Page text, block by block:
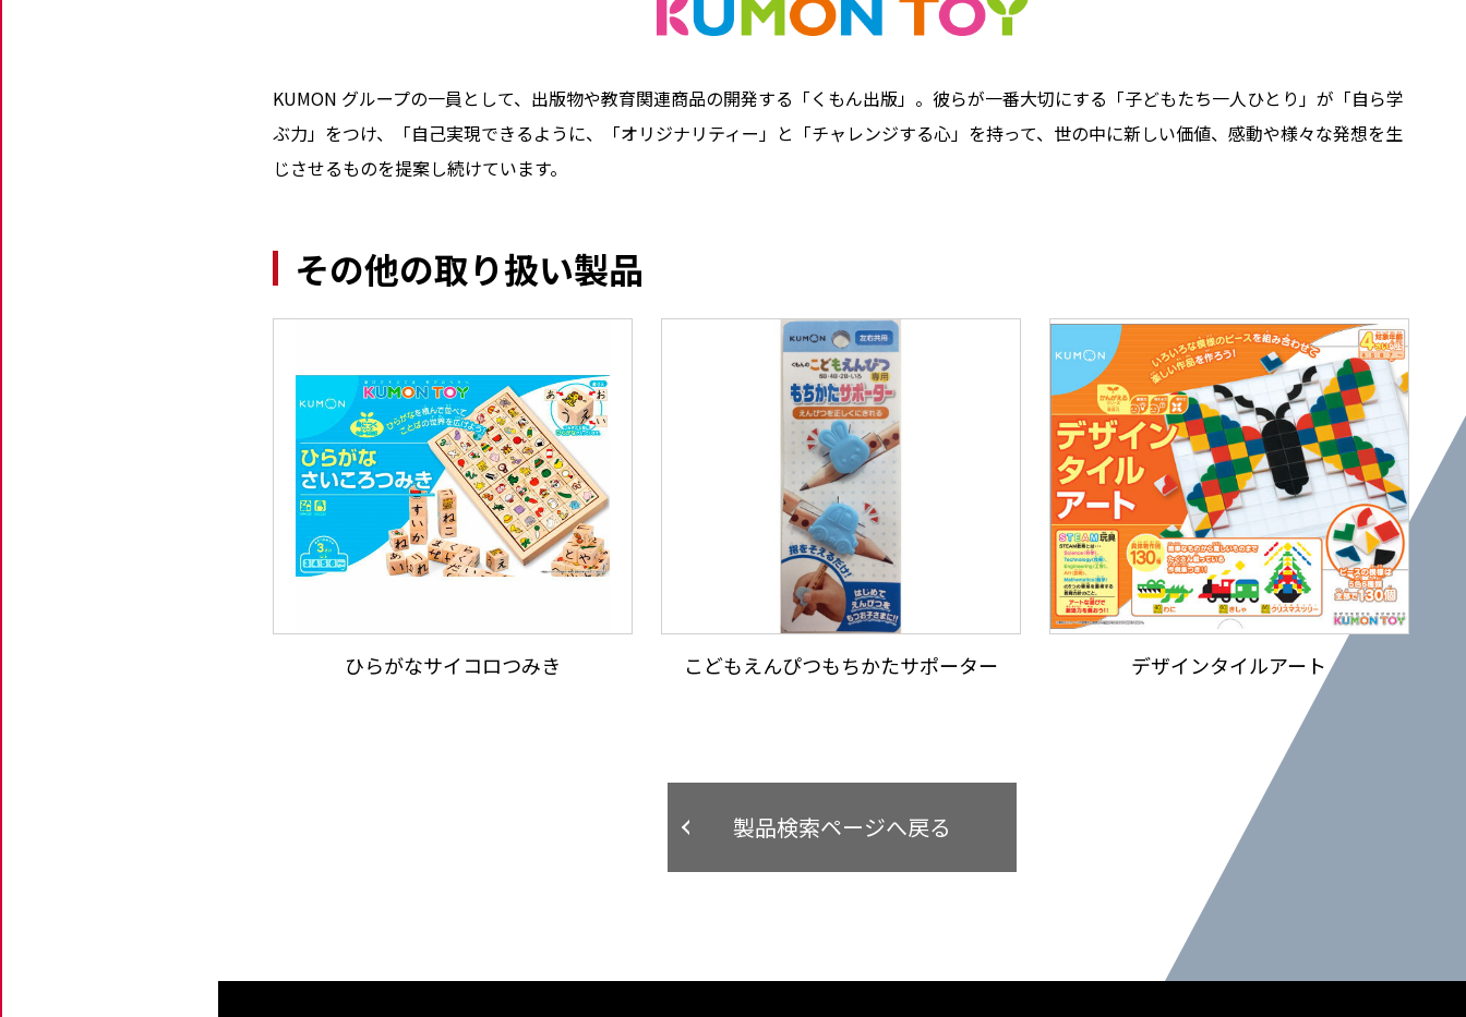
KUMON グループの一員として、出版物や教育関連商品の開発する「くもん出版」。彼らが一番大切にする「子どもたち一人ひとり」が「自ら学
ぶ力」をつけ、「自己実現できるように、「オリジナリティー」と「チャレンジする心」を持って、世の中に新しい価値、感動や様々な発想を生
じさせるものを提案し続けています。
その他の取り扱い製品
ひらがなサイコロつみき こどもえんぴつもちかたサポーター デザインタイルアート
製品検索ページへ戻る